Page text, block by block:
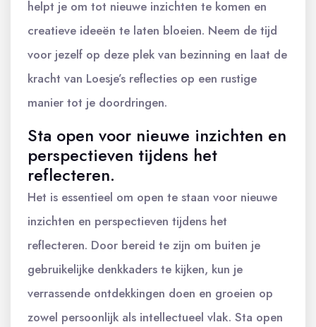
helpt je om tot nieuwe inzichten te komen en
creatieve ideeën te laten bloeien. Neem de tijd
voor jezelf op deze plek van bezinning en laat de
kracht van Loesje’s reflecties op een rustige
manier tot je doordringen.
Sta open voor nieuwe inzichten en
perspectieven tijdens het
reflecteren.
Het is essentieel om open te staan voor nieuwe
inzichten en perspectieven tijdens het
reflecteren. Door bereid te zijn om buiten je
gebruikelijke denkkaders te kijken, kun je
verrassende ontdekkingen doen en groeien op
zowel persoonlijk als intellectueel vlak. Sta open